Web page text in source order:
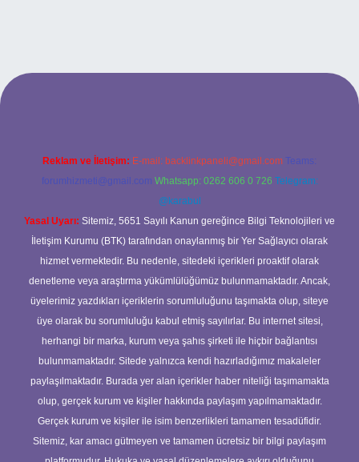
giriş
Reklam ve İletişim: E-mail: backlinkpaneli@gmail.com Teams:
forumhizmeti@gmail.com Whatsapp: 0262 606 0 726 Telegram:
@karabul
Yasal Uyarı: Sitemiz, 5651 Sayılı Kanun gereğince Bilgi Teknolojileri ve
İletişim Kurumu (BTK) tarafından onaylanmış bir Yer Sağlayıcı olarak
hizmet vermektedir. Bu nedenle, sitedeki içerikleri proaktif olarak
denetleme veya araştırma yükümlülüğümüz bulunmamaktadır. Ancak,
üyelerimiz yazdıkları içeriklerin sorumluluğunu taşımakta olup, siteye
üye olarak bu sorumluluğu kabul etmiş sayılırlar. Bu internet sitesi,
herhangi bir marka, kurum veya şahıs şirketi ile hiçbir bağlantısı
bulunmamaktadır. Sitede yalnızca kendi hazırladığımız makaleler
paylaşılmaktadır. Burada yer alan içerikler haber niteliği taşımamakta
olup, gerçek kurum ve kişiler hakkında paylaşım yapılmamaktadır.
Gerçek kurum ve kişiler ile isim benzerlikleri tamamen tesadüfidir.
Sitemiz, kar amacı gütmeyen ve tamamen ücretsiz bir bilgi paylaşım